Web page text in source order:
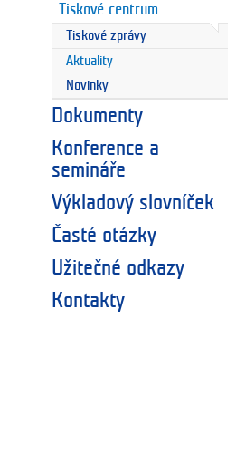
Tiskové centrum
Tiskové zprávy
Aktuality
Novinky
Dokumenty
Konference a
semináře
Výkladový slovníček
Časté otázky
Užitečné odkazy
Kontakty